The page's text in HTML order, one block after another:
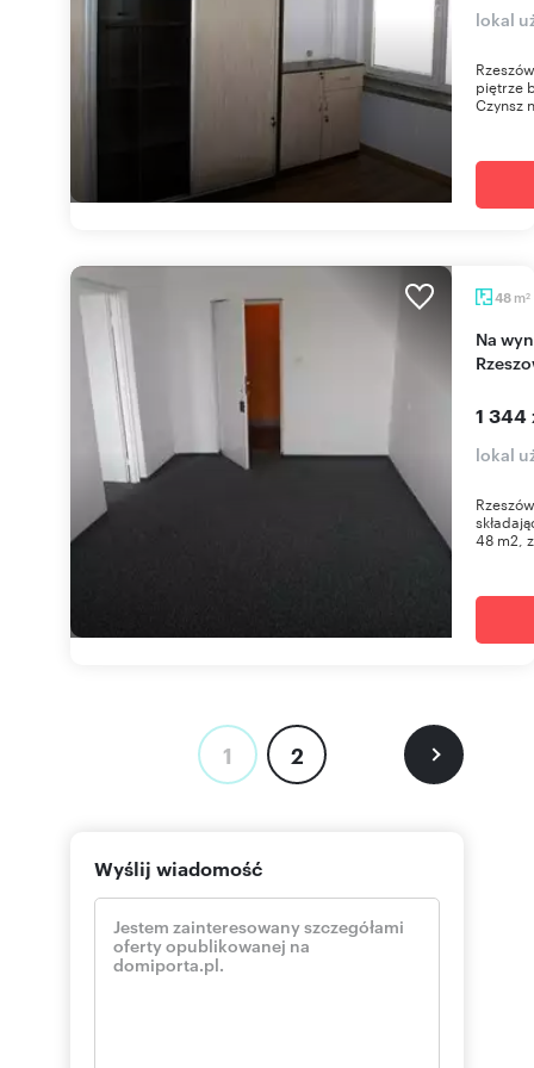
lokal
piętrze
Czynsz
48 m2
Na wynajem przestronne biuro 48 m² w centrum
1 344
lokal
48 m2,
1 2
Wyślij wiadomość